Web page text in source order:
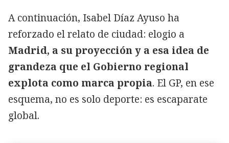
A continuación, Isabel Díaz Ayuso ha
reforzado el relato de ciudad: elogio a
Madrid, a su proyección y a esa idea de
grandeza que el Gobierno regional
explota como marca propia. El GP, en ese
esquema, no es solo deporte: es escaparate
global.